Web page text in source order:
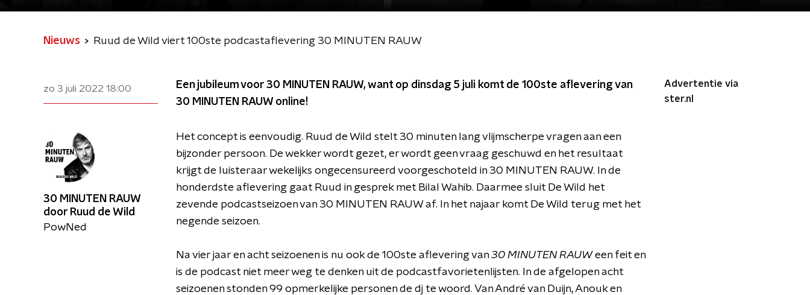
Nieuws Ruud de Wild viert 100ste podcastaflevering 30 MINUTEN RAUW
zo 3 juli 2022 18:00
Een jubileum voor 30 MINUTEN RAUW, want op dinsdag 5 juli komt de 100ste aflevering van
30 MINUTEN RAUW online!
Het concept is eenvoudig. Ruud de Wild stelt 30 minuten lang vlijmscherpe vragen aan een
bijzonder persoon. De wekker wordt gezet, er wordt geen vraag geschuwd en het resultaat
krijgt de luisteraar wekelijks ongecensureerd voorgeschoteld in 30 MINUTEN RAUW. In de
honderdste aflevering gaat Ruud in gesprek met Bilal Wahib. Daarmee sluit De Wild het
zevende podcastseizoen van 30 MINUTEN RAUW af. In het najaar komt De Wild terug met het
negende seizoen.
Na vier jaar en acht seizoenen is nu ook de 100ste aflevering van30 MINUTEN RAUWeen feit en
is de podcast niet meer weg te denken uit de podcastfavorietenlijsten. In de afgelopen acht
seizoenen stonden 99 opmerkelijke personen de dj te woord. Van André van Duijn, Anouk en
Advertentie via
ster.nl
30 MINUTEN RAUW
door Ruud de Wild
PowNed